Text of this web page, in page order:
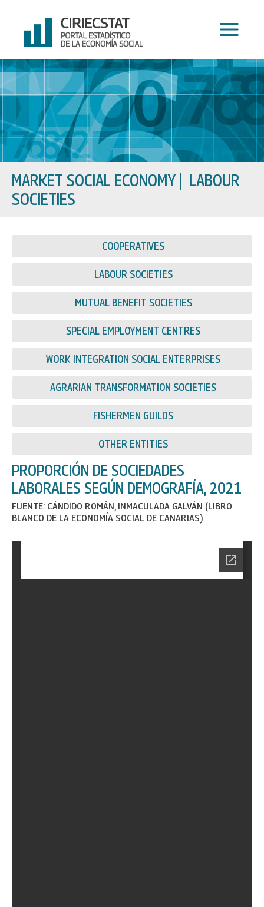
content
MARKET SOCIAL ECONOMY
LABOUR
SOCIETIES
COOPERATIVES
LABOUR SOCIETIES
MUTUAL BENEFIT SOCIETIES
SPECIAL EMPLOYMENT CENTRES
WORK INTEGRATION SOCIAL ENTERPRISES
AGRARIAN TRANSFORMATION SOCIETIES
FISHERMEN GUILDS
OTHER ENTITIES
PROPORCIÓN DE SOCIEDADES
LABORALES SEGÚN DEMOGRAFÍA, 2021
FUENTE: CÁNDIDO ROMÁN, INMACULADA GALVÁN (LIBRO
BLANCO DE LA ECONOMÍA SOCIAL DE CANARIAS)